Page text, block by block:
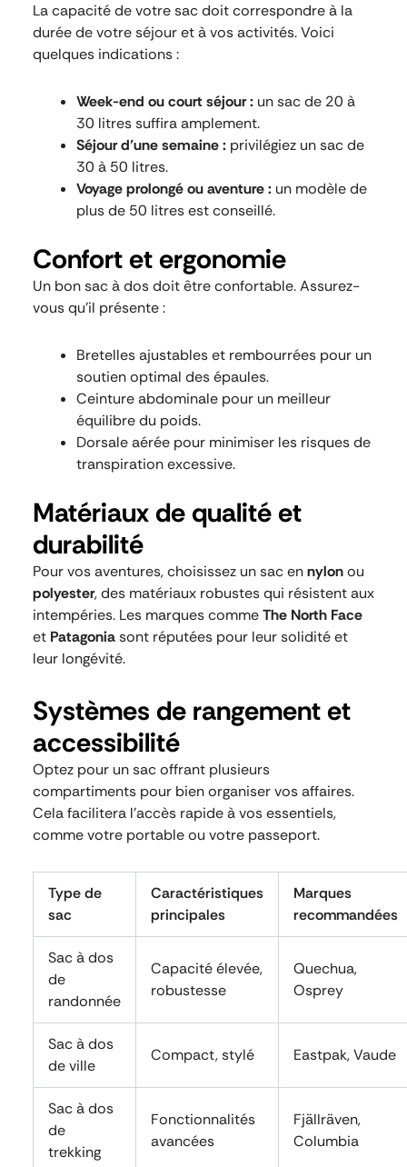
La capacité de votre sac doit correspondre à la
durée de votre séjour et à vos activités. Voici
quelques indications :
Week-end ou court séjour :un sac de 20 à
30 litres suffira amplement.
Séjour d’une semaine :privilégiez un sac de
30 à 50 litres.
Voyage prolongé ou aventure :un modèle de
plus de 50 litres est conseillé.
Confort et ergonomie
Un bon sac à dos doit être confortable. Assurez-
vous qu’il présente :
Bretelles ajustables et rembourrées pour un
soutien optimal des épaules.
Ceinture abdominale pour un meilleur
équilibre du poids.
Dorsale aérée pour minimiser les risques de
transpiration excessive.
Matériaux de qualité et
durabilité
Pour vos aventures, choisissez un sac ennylonou
polyester, des matériaux robustes qui résistent aux
intempéries. Les marques commeThe North Face
et Patagoniasont réputées pour leur solidité et
leur longévité.
Systèmes de rangement et
accessibilité
Optez pour un sac offrant plusieurs
compartiments pour bien organiser vos affaires.
Cela facilitera l’accès rapide à vos essentiels,
comme votre portable ou votre passeport.
Type de
sac
Caractéristiques
principales
Marques
recommandées
Sac à dos
de
randonnée
Capacité élevée,
robustesse
Quechua,
Osprey
Sac à dos
de ville
Compact, stylé Eastpak, Vaude
Sac à dos
de
trekking
Fonctionnalités
avancées
Fjällräven,
Columbia